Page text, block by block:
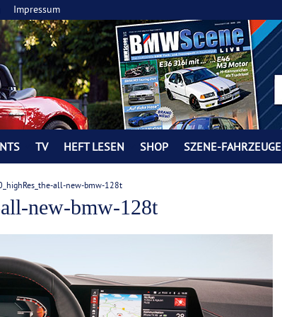
Impressum
TV HEFT LESEN SHOP SZENE-FAHRZEUGE
all-new-bmw-128t
new-bmw-128t